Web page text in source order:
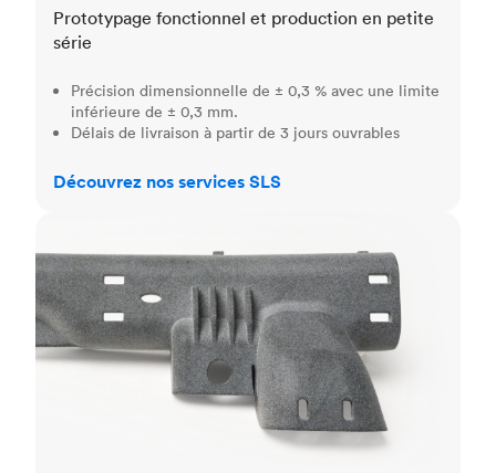
Prototypage fonctionnel et production en petite
série
Précision dimensionnelle de ± 0,3 % avec une limite
inférieure de ± 0,3 mm.
Délais de livraison à partir de 3 jours ouvrables
Découvrez nos services SLS